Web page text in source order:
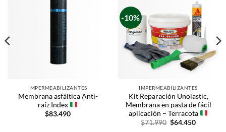
IMPERMEABILIZANTES
Membrana asfáltica Anti-
raíz Index
$83.490
-10%
IMPERMEABILIZANTES
Kit Reparación Unolastic,
Membrana en pasta de fácil
aplicación – Terracota
$71.990 $64.450